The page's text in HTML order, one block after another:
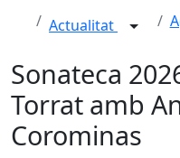
Actualitat
Sonateca
Torrat amb
Corominas